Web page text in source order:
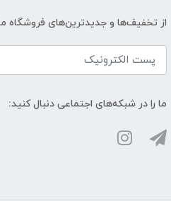
از تخفیف‌ها و جدیدترین‌های فروشگاه
ما را در شبکه‌های اجتماعی دنبال کنید: